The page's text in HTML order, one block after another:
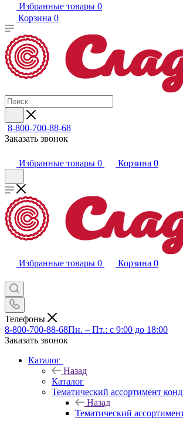
Избранные товары 0
Корзина 0
8-800-700-88-68
Заказать звонок
Избранные товары 0 Корзина 0
Избранные товары 0 Корзина 0
Телефоны
8-800-700-88-68Пн. – Пт.: с 9:00 до 18:00
Заказать звонок
Каталог
Назад
Каталог
Тематический ассортимент
Назад
Тематический